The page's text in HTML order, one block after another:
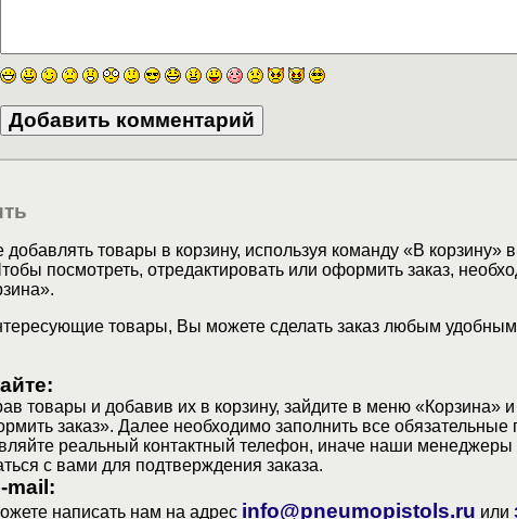
товары в корзину, используя команду «В корзину» в
посмотреть, отредактировать или оформить заказ,
товары, Вы можете сделать заказ любым
товары и добавив их в корзину, зайдите в меню «Корзина»
заказ». Далее необходимо заполнить все обязательные
реальный контактный телефон, иначе наши менеджеры
с вами для подтверждения заказа.
mail:
написать нам на адрес info@pneumopistols.ru или